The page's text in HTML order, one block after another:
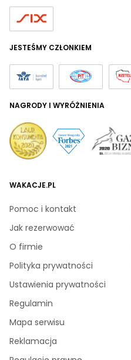
WAKACJE.PL
Pomoc i kontakt
Jak rezerwować
O firmie
Polityka prywatności
Ustawienia prywatności
Regulamin
Mapa serwisu
Reklamacja
JESTEŚMY CZŁONKIEM
NAGRODY I WYRÓŻNIENIA